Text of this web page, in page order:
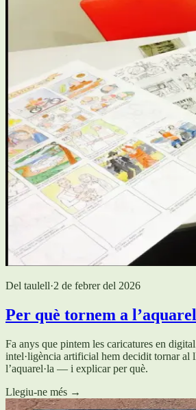
Del taulell·2 de febrer del 2026
Per què tornem a
Fa anys que pintem les caricatures en
intel·ligència artificial hem decidit tornar al
l’aquarel·la — i explicar per què.
Llegiu-ne més →